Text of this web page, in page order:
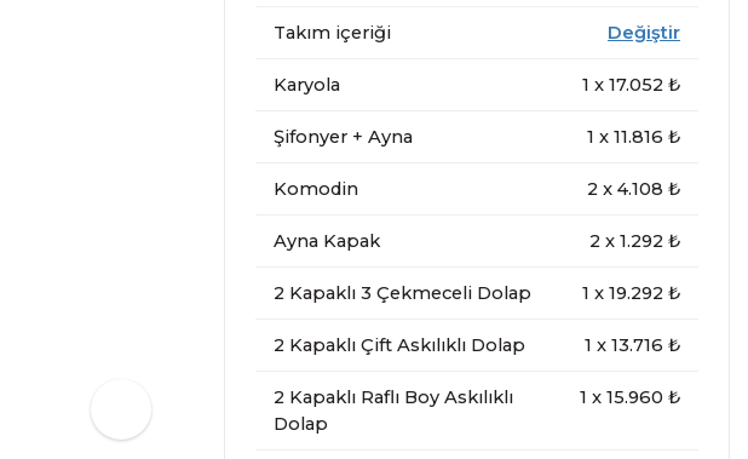
Takım içeriği Değiştir
Karyola 1 x 17.052 ₺
Şifonyer + Ayna 1 x 11.816 ₺
Komodin 2 x 4.108 ₺
Ayna Kapak 2 x 1.292 ₺
2 Kapaklı 3 Çekmeceli Dolap 1 x 19.292 ₺
2 Kapaklı Çift Askılıklı Dolap 1 x 13.716 ₺
2 Kapaklı Raflı Boy Askılıklı
Dolap
1 x 15.960 ₺